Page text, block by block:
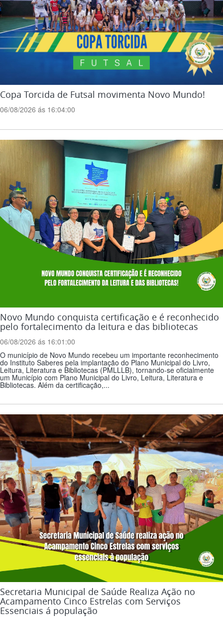
Copa Torcida de Futsal movimenta Novo Mundo!
06/08/2026 ás 16:04:00
Novo Mundo conquista certificação e é reconhecido
pelo fortalecimento da leitura e das bibliotecas
06/08/2026 ás 16:01:00
O município de Novo Mundo recebeu um importante reconhecimento
do Instituto Saberes pela implantação do Plano Municipal do Livro,
Leitura, Literatura e Bibliotecas (PMLLLB), tornando-se oficialmente
um Município com Plano Municipal do Livro, Leitura, Literatura e
Bibliotecas. Além da certificação,...
Secretaria Municipal de Saúde Realiza Ação no
Acampamento Cinco Estrelas com Serviços
Essenciais á população